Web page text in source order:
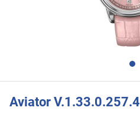
Aviator V.1.33.0.257.4